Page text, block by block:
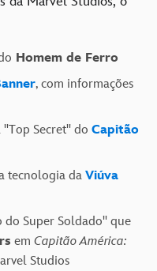
Homem de Ferro
, com informações
"Top Secret" do Capitão
tecnologia da Viúva
do Super Soldado" que
em Capitão América:
Studios